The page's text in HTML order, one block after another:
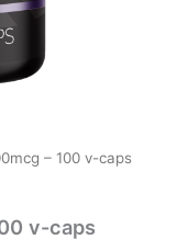
– 100 v-caps
v-caps